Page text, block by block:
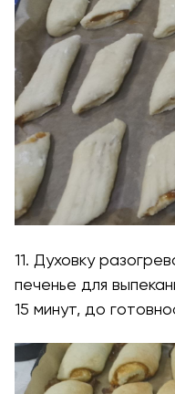
11. Духовку
печенье для
15 минут, до